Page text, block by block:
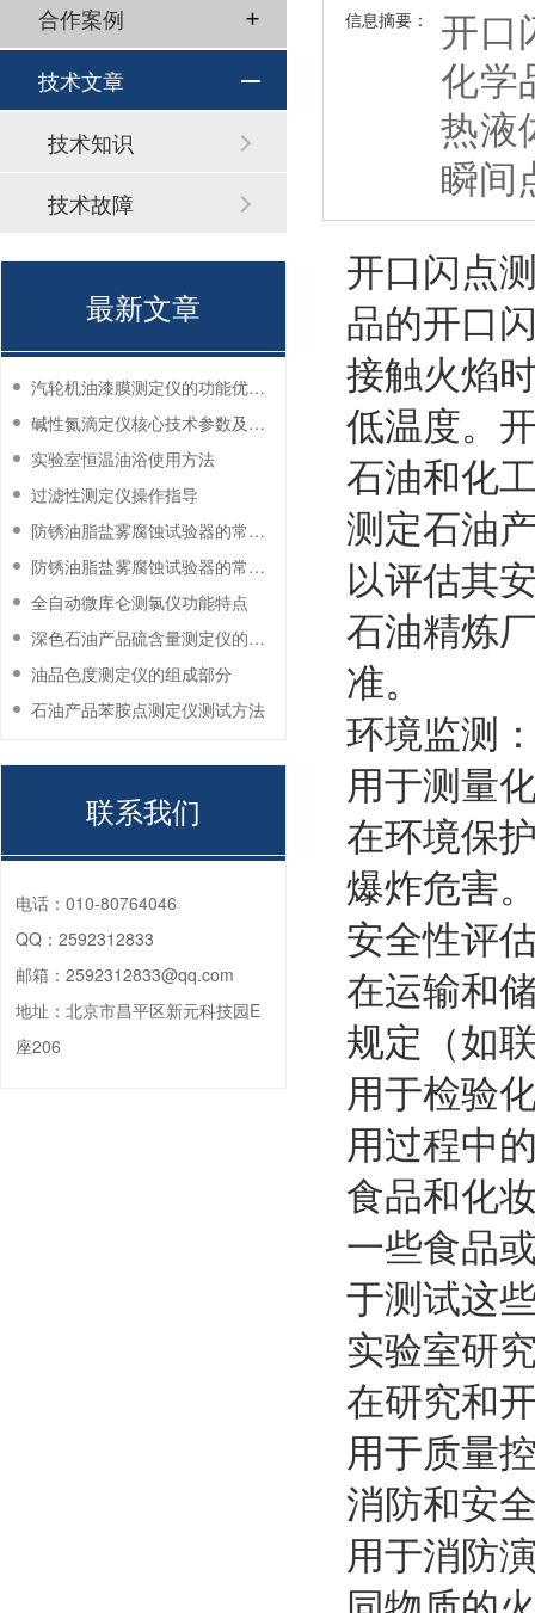
信息摘要：
开口
化学
热液
瞬间
开口闪点
品的开口
接触火焰
低温度。
石油和化
测定石油
以评估其
石油精炼
准。
环境监测
用于测量
在环境保
爆炸危害
安全性评
在运输和
规定（如
用于检验
用过程中
食品和化
一些食品
于测试这
实验室研
在研究和
用于质量
消防和安
用于消防
合作案例
技术文章
技术知识
技术故障
最新文章
汽轮机油漆膜测定仪的功能优势有哪些？
碱性氮滴定仪核心技术参数及应用说明
实验室恒温油浴使用方法
过滤性测定仪操作指导
防锈油脂盐雾腐蚀试验器的常见故障与解决方法
防锈油脂盐雾腐蚀试验器的常见故障与解决方法
全自动微库仑测氯仪功能特点
深色石油产品硫含量测定仪的工作环境要求
油品色度测定仪的组成部分
石油产品苯胺点测定仪测试方法
联系我们
电话： 010-80764046
QQ： 2592312833
邮箱： 2592312833@qq.com
地址： 北京市昌平区新元科技园E
座206